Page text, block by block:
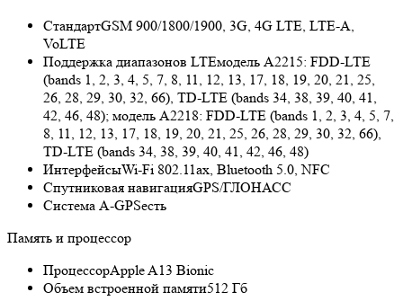
СтандартGSM 900/1800/1900, 3G, 4G LTE, LTE-A,
VoLTE
Поддержка диапазонов LTEмодель A2215: FDD‑LTE
(bands 1, 2, 3, 4, 5, 7, 8, 11, 12, 13, 17, 18, 19, 20, 21, 25,
26, 28, 29, 30, 32, 66), TD‑LTE (bands 34, 38, 39, 40, 41,
42, 46, 48); модель A2218: FDD-LTE (bands 1, 2, 3, 4, 5, 7,
8, 11, 12, 13, 17, 18, 19, 20, 21, 25, 26, 28, 29, 30, 32, 66),
TD‑LTE (bands 34, 38, 39, 40, 41, 42, 46, 48)
ИнтерфейсыWi-Fi 802.11ax, Bluetooth 5.0, NFC
Спутниковая навигацияGPS/ГЛОНАСС
Cистема A-GPSесть
Память и процессор
ПроцессорApple A13 Bionic
Объем встроенной памяти512 Гб